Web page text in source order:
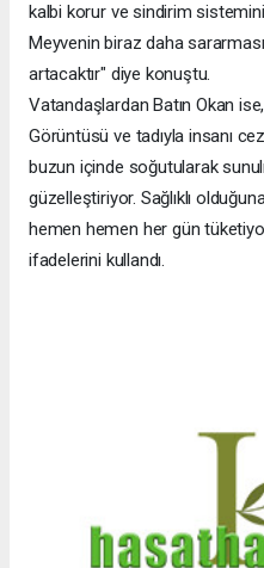
kalbi korur ve sindirim
Meyvenin biraz daha
artacaktır" diye konuştu.
Vatandaşlardan Batın Okan
Görüntüsü ve tadıyla insanı
buzun içinde soğutularak
güzelleştiriyor. Sağlıklı
hemen hemen her gün
ifadelerini kullandı.